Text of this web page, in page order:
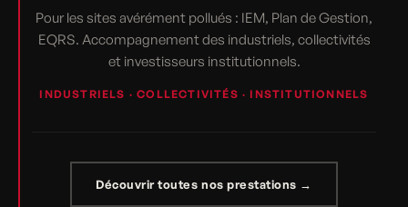
Pour les sites avérément pollués : IEM, Plan de Gestion,
EQRS. Accompagnement des industriels, collectivités
et investisseurs institutionnels.
INDUSTRIELS · COLLECTIVITÉS · INSTITUTIONNELS
Découvrir toutes nos prestations →